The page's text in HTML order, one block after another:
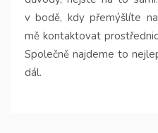
v bodě, kdy přemýšlíte
mě kontaktovat
Společně najdeme to
dál.